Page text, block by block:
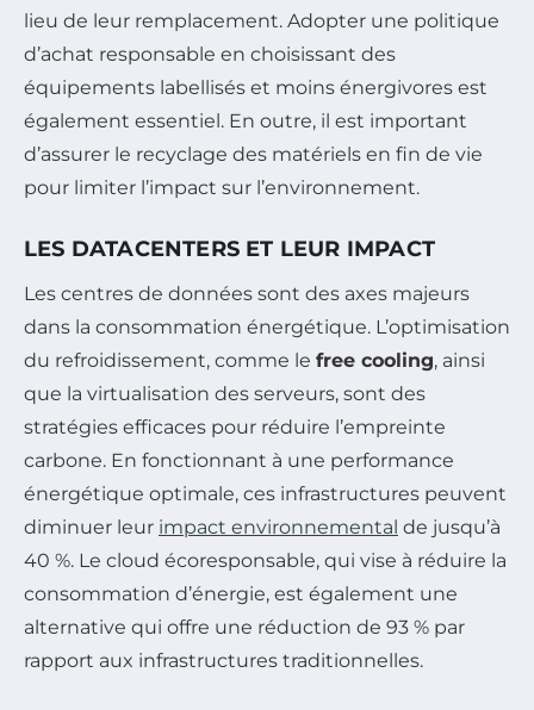
lieu de leur remplacement. Adopter une politique
d’achat responsable en choisissant des
équipements labellisés et moins énergivores est
également essentiel. En outre, il est important
d’assurer le recyclage des matériels en fin de vie
pour limiter l’impact sur l’environnement.
LES DATACENTERS ET LEUR IMPACT
Les centres de données sont des axes majeurs
dans la consommation énergétique. L’optimisation
du refroidissement, comme le free cooling, ainsi
que la virtualisation des serveurs, sont des
stratégies efficaces pour réduire l’empreinte
carbone. En fonctionnant à une performance
énergétique optimale, ces infrastructures peuvent
diminuer leur impact environnemental de jusqu’à
40 %. Le cloud écoresponsable, qui vise à réduire la
consommation d’énergie, est également une
alternative qui offre une réduction de 93 % par
rapport aux infrastructures traditionnelles.